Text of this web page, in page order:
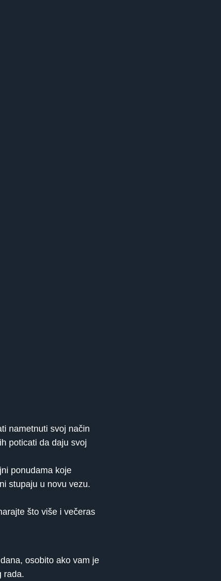
nametnuti svoj način
poticati da daju svoj
ponudama koje
stupaju u novu vezu.
što više i večeras
osobito ako vam je
rada.